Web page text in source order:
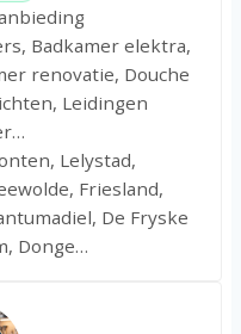
Badkamer elektra,
renovatie, Douche
Leidingen
Lelystad,
Friesland,
De Fryske
Donge…